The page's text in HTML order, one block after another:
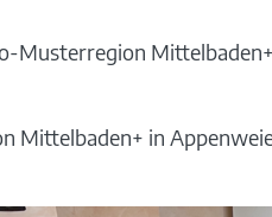
Musterregion
Mittelbaden+ in